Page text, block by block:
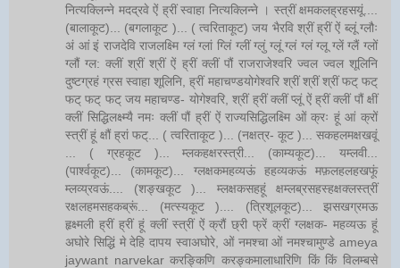
नित्यक्लिन्ने मदद्रवे ऐं ह्रीं स्वाहा नित्यक्लिन्ने । स्त्रीं क्षमकलह्रहसयूं....
(बालाकूट)... (बगलाकूट )... ( त्वरिताकूट) जय भैरवि श्रीं ह्रीं ऐं ब्लूं ग्लौः
अं आं इं राजदेवि राजलक्ष्मि ग्लं ग्लां ग्लिं ग्लीं ग्लुं ग्लूं ग्लं ग्लं ग्लू ग्लें ग्लैं ग्लों
ग्लौं ग्ल: क्लीं श्रीं श्रीं ऐं ह्रीं क्लीं पौं राजराजेश्वरि ज्वल ज्वल शूलिनि
दुष्टग्रहं ग्रस स्वाहा शूलिनि, ह्रीं महाचण्डयोगेश्वरि श्रीं श्रीं श्रीं फट् फट्
फट् फट् फट् जय महाचण्ड- योगेश्वरि, श्रीं ह्रीं क्लीं प्लूं ऐं ह्रीं क्लीं पौं क्षीं
क्लीं सिद्धिलक्ष्म्यै नमः क्लीं पौं ह्रीं ऐं राज्यसिद्धिलक्ष्मि ओं क्रः हूं आं क्रों
स्त्रीं हूं क्षौं ह्रां फट्... ( त्वरिताकूट )... (नक्षत्र- कूट )... सकहलमक्षखवूं
... ( ग्रहकूट )... म्लकहक्षरस्त्री... (काम्यकूट)... यम्लवी...
(पार्श्वकूट)... (कामकूट)... ग्लक्षकमहव्यऊं हहव्यकऊं मफ़लहलहखफूं
म्लव्य्रवऊं.... (शङ्खकूट )... म्लक्षकसहहूं क्षम्लब्रसहस्हक्षक्लस्त्रीं
रक्षलहमसहकब्रूं... (मत्स्यकूट ).... (त्रिशूलकूट)... झसखग्रमऊ
हृक्ष्मली ह्रीं ह्रीं हूं क्लीं स्त्रीं ऐं क्रौं छ्री फ्रें क्रीं ग्लक्षक- महव्यऊ हूं
अघोरे सिद्धिं मे देहि दापय स्वाअघोरे, ओं नमश्चा ओं नमश्चामुण्डे ameya
jaywant narvekar करङ्किणि करङ्कमालाधारिणि किं किं विलम्बसे